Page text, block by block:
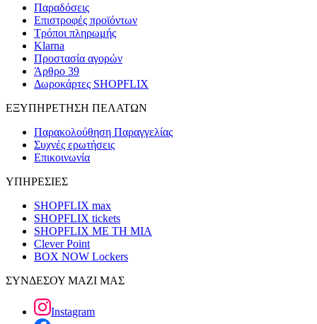
Παραδόσεις
Επιστροφές προϊόντων
Τρόποι πληρωμής
Klarna
Προστασία αγορών
Άρθρο 39
Δωροκάρτες SHOPFLIX
ΕΞΥΠΗΡΕΤΗΣΗ ΠΕΛΑΤΩΝ
Παρακολούθηση Παραγγελίας
Συχνές ερωτήσεις
Επικοινωνία
ΥΠΗΡΕΣΙΕΣ
SHOPFLIX max
SHOPFLIX tickets
SHOPFLIX ΜΕ ΤΗ ΜΙΑ
Clever Point
BOX NOW Lockers
ΣΥΝΔΕΣΟΥ ΜΑΖΙ ΜΑΣ
Instagram